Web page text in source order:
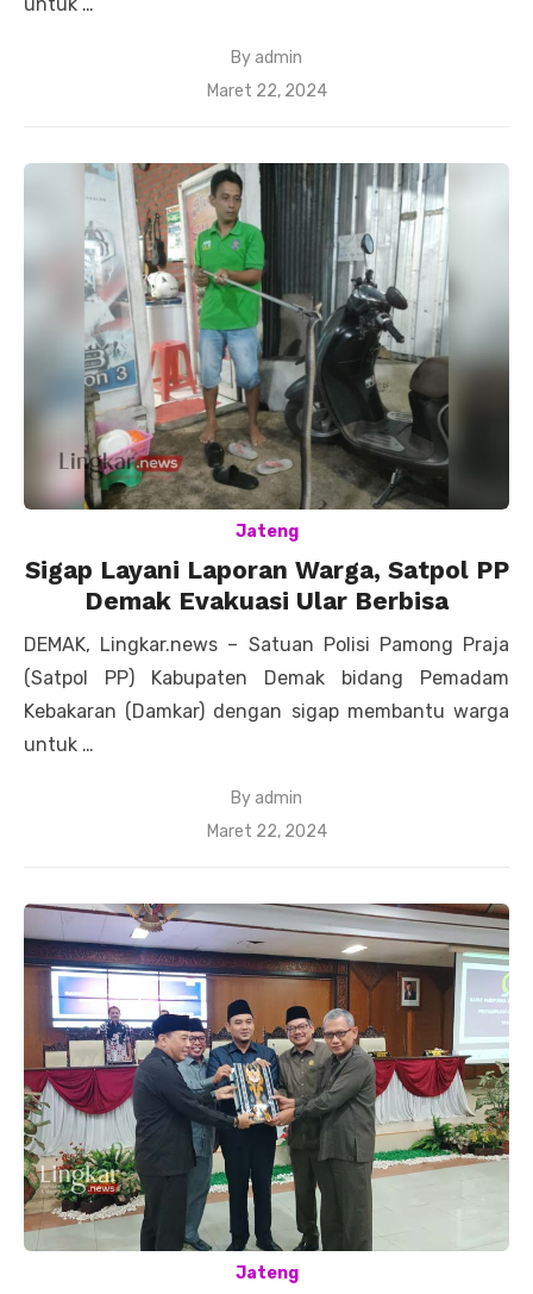
By admin
Posted
Maret 22, 2024
Jateng
Sigap Layani Laporan Warga, Satpol PP
Demak Evakuasi Ular Berbisa
DEMAK, Lingkar.news – Satuan Polisi Pamong Praja
(Satpol PP) Kabupaten Demak bidang Pemadam
Kebakaran (Damkar) dengan sigap membantu warga
untuk …
By admin
Posted
Maret 22, 2024
Jateng